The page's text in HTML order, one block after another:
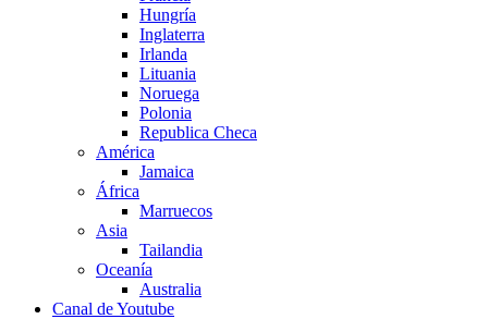
Hungría
Inglaterra
Irlanda
Lituania
Noruega
Polonia
Republica Checa
América
Jamaica
África
Marruecos
Asia
Tailandia
Oceanía
Australia
Canal de Youtube